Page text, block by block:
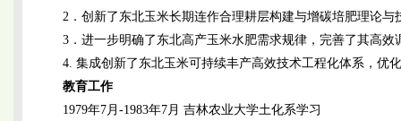
2．创新了东北玉米长期连作合理耕层构建与增碳培肥理论
3．进一步明确了东北高产玉米水肥需求规律，完善了其高
4. 集成创新了东北玉米可持续丰产高效技术工程化体系，优
教育工作
1979年7月-1983年7月 吉林农业大学土化系学习